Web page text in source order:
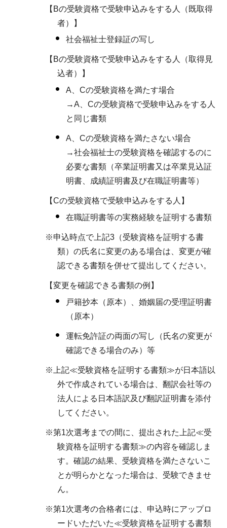
【Bの受験資格で受験申込みをする人（既取得
者）】
社会福祉士登録証の写し
【Bの受験資格で受験申込みをする人（取得見
込者）】
A、Cの受験資格を満たす場合
→A、Cの受験資格で受験申込みをする人
と同じ書類
A、Cの受験資格を満たさない場合
→社会福祉士の受験資格を確認するのに
必要な書類（卒業証明書又は卒業見込証
明書、成績証明書及び在職証明書等）
【Cの受験資格で受験申込みをする人】
在職証明書等の実務経験を証明する書類
※申込時点で上記3（受験資格を証明する書
類）の氏名に変更のある場合は、変更が確
認できる書類を併せて提出してください。
【変更を確認できる書類の例】
戸籍抄本（原本）、婚姻届の受理証明書
（原本）
運転免許証の両面の写し（氏名の変更が
確認できる場合のみ）等
※上記≪受験資格を証明する書類≫が日本語以
外で作成されている場合は、翻訳会社等の
法人による日本語訳及び翻訳証明書を添付
してください。
※第1次選考までの間に、提出された上記≪受
験資格を証明する書類≫の内容を確認しま
す。確認の結果、受験資格を満たさないこ
とが明らかとなった場合は、受験できませ
ん。
※第1次選考の合格者には、申込時にアップロ
ードいただいた≪受験資格を証明する書類